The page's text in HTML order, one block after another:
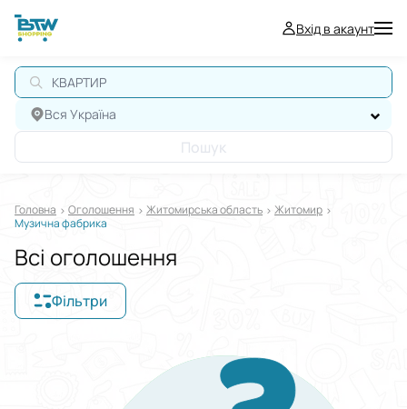
Вхід в акаунт
КВАРТИРА
Вся Україна
Пошук
Головна Оголошення Житомирська область
Житомир
Музична фабрика
Всі оголошення
Фільтри